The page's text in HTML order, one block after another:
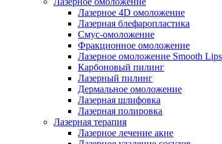
Лазерное 4D омоложение
Лазерная блефаропластика
Смус-омоложение
Фракционное омоложение
Лазерное омоложение Smooth Lips
Карбоновый пилинг
Лазерный пилинг
Дермальное омоложение
Лазерная шлифовка
Лазерная полировка
Лазерная терапия
Лазерное лечение акне